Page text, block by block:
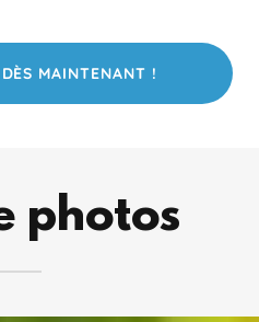
MAINTENANT !
photos